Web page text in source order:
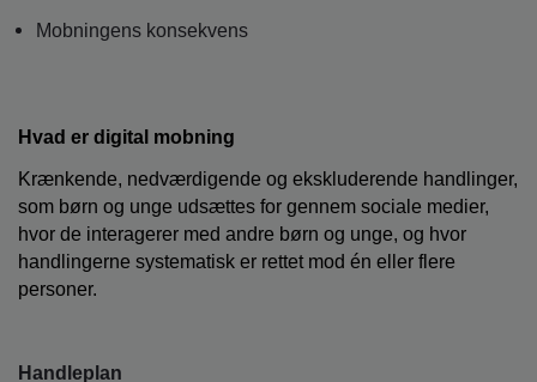
Mobningens konsekvens
Hvad er digital mobning
Krænkende, nedværdigende og ekskluderende handlinger,
som børn og unge udsættes for gennem sociale medier,
hvor de interagerer med andre børn og unge, og hvor
handlingerne systematisk er rettet mod én eller flere
personer.
Handleplan